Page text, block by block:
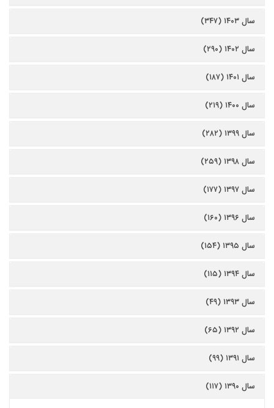
سال ۱۴۰۳ (۳۴۷)
سال ۱۴۰۲ (۲۹۰)
سال ۱۴۰۱ (۱۸۷)
سال ۱۴۰۰ (۲۱۹)
سال ۱۳۹۹ (۲۸۲)
سال ۱۳۹۸ (۲۵۹)
سال ۱۳۹۷ (۱۷۷)
سال ۱۳۹۶ (۱۶۰)
سال ۱۳۹۵ (۱۵۴)
سال ۱۳۹۴ (۱۱۵)
سال ۱۳۹۳ (۴۹)
سال ۱۳۹۲ (۶۵)
سال ۱۳۹۱ (۹۹)
سال ۱۳۹۰ (۱۱۷)